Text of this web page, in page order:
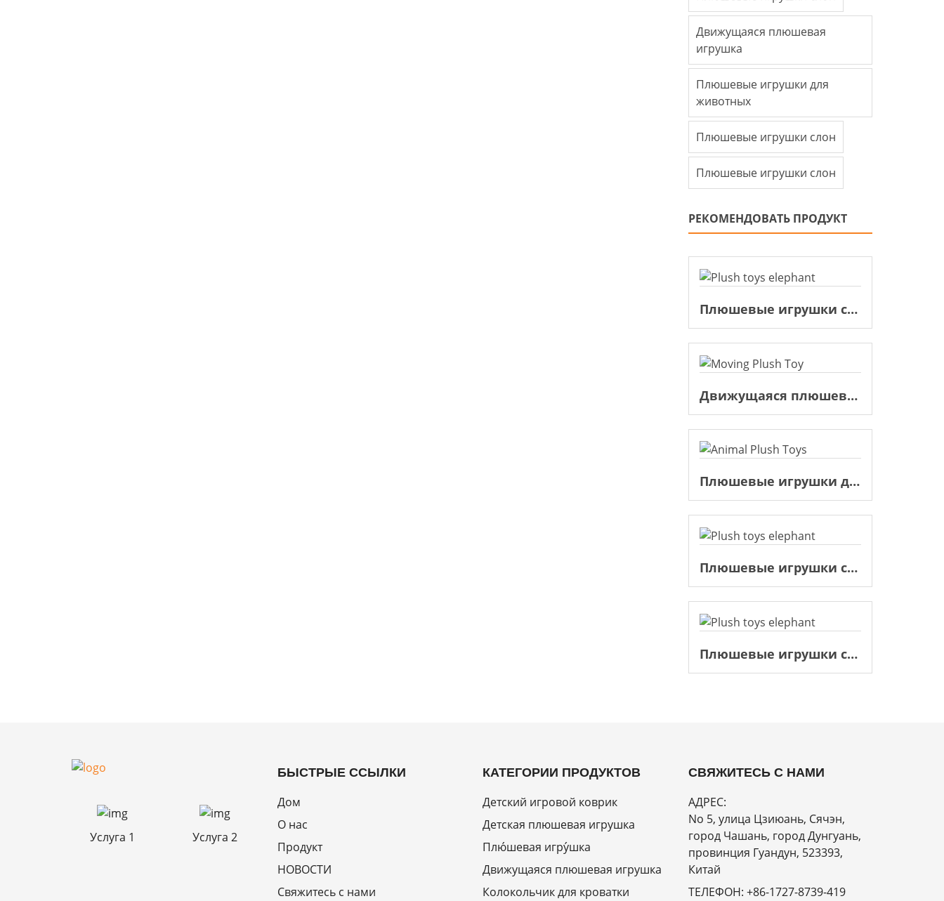
Движущаяся плюшевая
игрушка
Плюшевые игрушки для
животных
Плюшевые игрушки слон
Плюшевые игрушки слон
РЕКОМЕНДОВАТЬ ПРОДУКТ
Плюшевые игрушки слон
Движущаяся плюшевая игрушка
Плюшевые игрушки для животных
Плюшевые игрушки слон
Плюшевые игрушки слон
Услуга 1 Услуга 2
БЫСТРЫЕ ССЫЛКИ
Дом
О нас
Продукт
НОВОСТИ
Свяжитесь с нами
КАТЕГОРИИ ПРОДУКТОВ
Детский игровой коврик
Детская плюшевая игрушка
Плю́шевая игру́шка
Движущаяся плюшевая игрушка
Колокольчик для кроватки
СВЯЖИТЕСЬ С НАМИ
АДРЕС:
No 5, улица Цзиюань, Сячэн,
город Чашань, город Дунгуань,
провинция Гуандун, 523393,
Китай
ТЕЛЕФОН: +86-1727-8739-419